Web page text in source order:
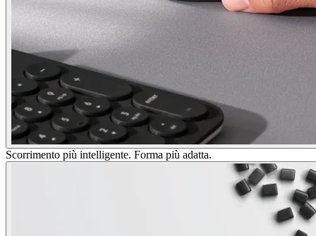
Scorrimento più intelligente. Forma più adatta.